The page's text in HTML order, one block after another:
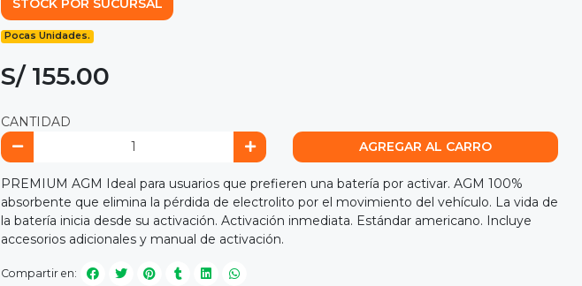
STOCK POR SUCURSAL
Pocas Unidades.
S/ 155.00
CANTIDAD
AGREGAR AL CARRO
PREMIUM AGM Ideal para usuarios que prefieren una batería por activar. AGM 100%
absorbente que elimina la pérdida de electrolito por el movimiento del vehículo. La vida de
la batería inicia desde su activación. Activación inmediata. Estándar americano. Incluye
accesorios adicionales y manual de activación.
Compartir en: